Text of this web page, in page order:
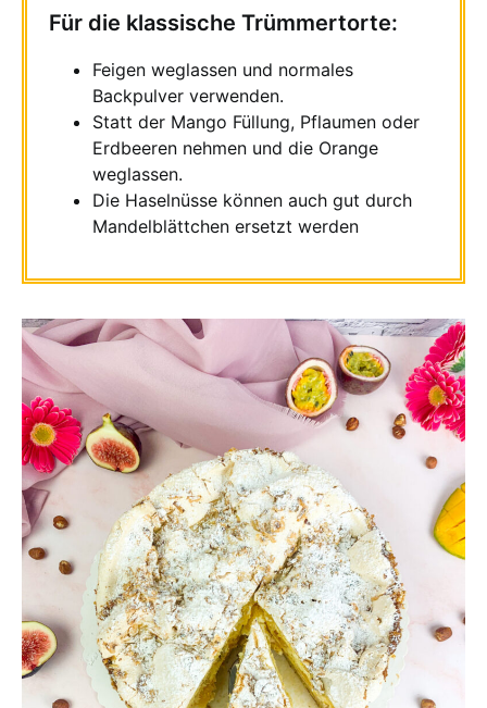
Für die klassische Trümmertorte:
Feigen weglassen und normales
Backpulver verwenden.
Statt der Mango Füllung, Pflaumen oder
Erdbeeren nehmen und die Orange
weglassen.
Die Haselnüsse können auch gut durch
Mandelblättchen ersetzt werden